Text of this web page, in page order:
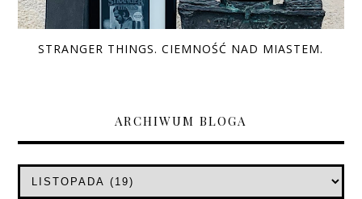
STRANGER THINGS. CIEMNOŚĆ NAD MIASTEM.
ARCHIWUM BLOGA